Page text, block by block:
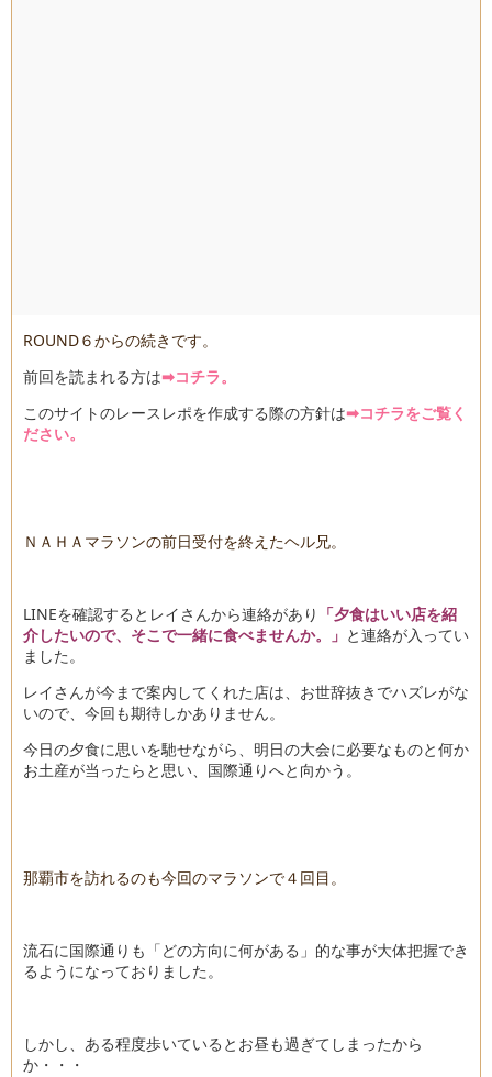
ROUND６からの続きです。
前回を読まれる方は➡コチラ。
このサイトのレースレポを作成する際の方針は➡コチラをご覧く
ださい。
ＮＡＨＡマラソンの前日受付を終えたヘル兄。
LINEを確認するとレイさんから連絡があり 「夕食はいい店を紹
介したいので、そこで一緒に食べませんか。」 と連絡が入ってい
ました。
レイさんが今まで案内してくれた店は、お世辞抜きでハズレがな
いので、今回も期待しかありません。
今日の夕食に思いを馳せながら、明日の大会に必要なものと何か
お土産が当ったらと思い、国際通りへと向かう。
那覇市を訪れるのも今回のマラソンで４回目。
流石に国際通りも「どの方向に何がある」的な事が大体把握でき
るようになっておりました。
しかし、ある程度歩いているとお昼も過ぎてしまったから
か・・・